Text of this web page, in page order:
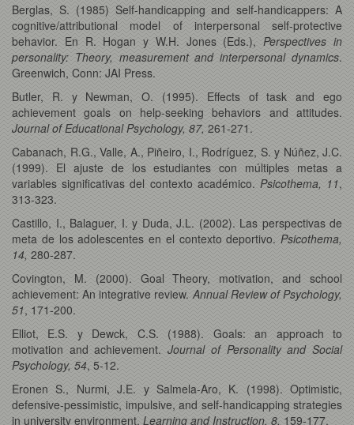
Berglas, S. (1985) Self-handicapping and self-handicappers: A
cognitive/attributional model of interpersonal self-protective
behavior. En R. Hogan y W.H. Jones (Eds.), Perspectives in
personality: Theory, measurement and interpersonal dynamics.
Greenwich, Conn: JAI Press.
Butler, R. y Newman, O. (1995). Effects of task and ego
achievement goals on help-seeking behaviors and attitudes.
Journal of Educational Psychology, 87, 261-271.
Cabanach, R.G., Valle, A., Piñeiro, I., Rodríguez, S. y Núñez, J.C.
(1999). El ajuste de los estudiantes con múltiples metas a
variables significativas del contexto académico. Psicothema, 11,
313-323.
Castillo, I., Balaguer, I. y Duda, J.L. (2002). Las perspectivas de
meta de los adolescentes en el contexto deportivo. Psicothema,
14, 280-287.
Covington, M. (2000). Goal Theory, motivation, and school
achievement: An integrative review. Annual Review of Psychology,
51, 171-200.
Elliot, E.S. y Dewck, C.S. (1988). Goals: an approach to
motivation and achievement.Journal of Personality and Social
Psychology, 54, 5-12.
Eronen S., Nurmi, J.E. y Salmela-Aro, K. (1998). Optimistic,
defensive-pessimistic, impulsive, and self-handicapping strategies
in university environment. Learning and Instruction, 8, 159-177.